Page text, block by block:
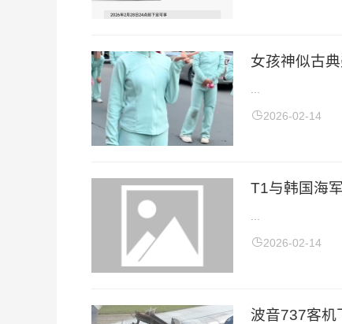
女孩神似古
2026-02-14
T1与韩国海
2026-02-14
波音737客机